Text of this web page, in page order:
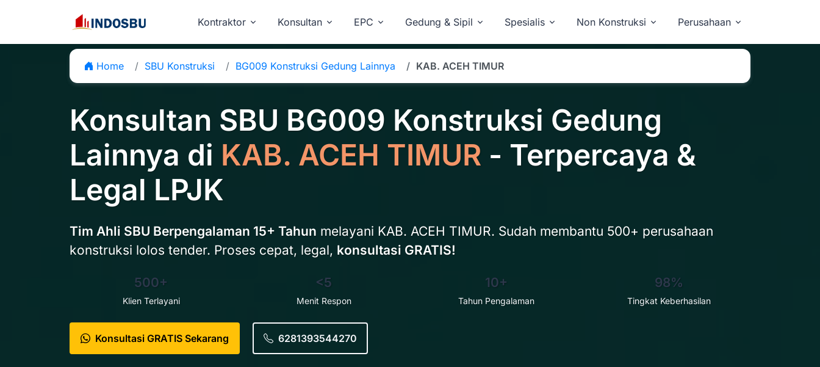
Kontraktor Konsultan EPC Gedung & Sipil Spesialis Non Konstruksi Perusahaan
Home SBU Konstruksi BG009 Konstruksi Gedung Lainnya KAB. ACEH TIMUR
Konsultan SBU BG009 Konstruksi Gedung
Lainnya di KAB. ACEH TIMUR - Terpercaya &
Legal LPJK
Tim Ahli SBU Berpengalaman 15+ Tahun melayani KAB. ACEH TIMUR. Sudah membantu 500+ perusahaan
konstruksi lolos tender. Proses cepat, legal, konsultasi GRATIS!
500+
Klien Terlayani
<5
Menit Respon
10+
Tahun Pengalaman
98%
Tingkat Keberhasilan
Konsultasi GRATIS Sekarang 6281393544270